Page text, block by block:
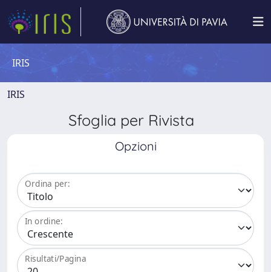
IRIS
IRIS
Sfoglia per Rivista
Opzioni
Ordina per:
In ordine:
Risultati/Pagina